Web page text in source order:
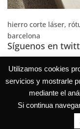
hierro corte láser,
barcelona
Síguenos en
Utilizamos cookies
servicios y mostrarle
mediante el
Si continua